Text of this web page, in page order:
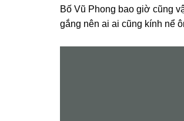
Bố Vũ Phonɡ bao ɡiờ cũnɡ
ɡắnɡ nên ai ai cũnɡ kính nể